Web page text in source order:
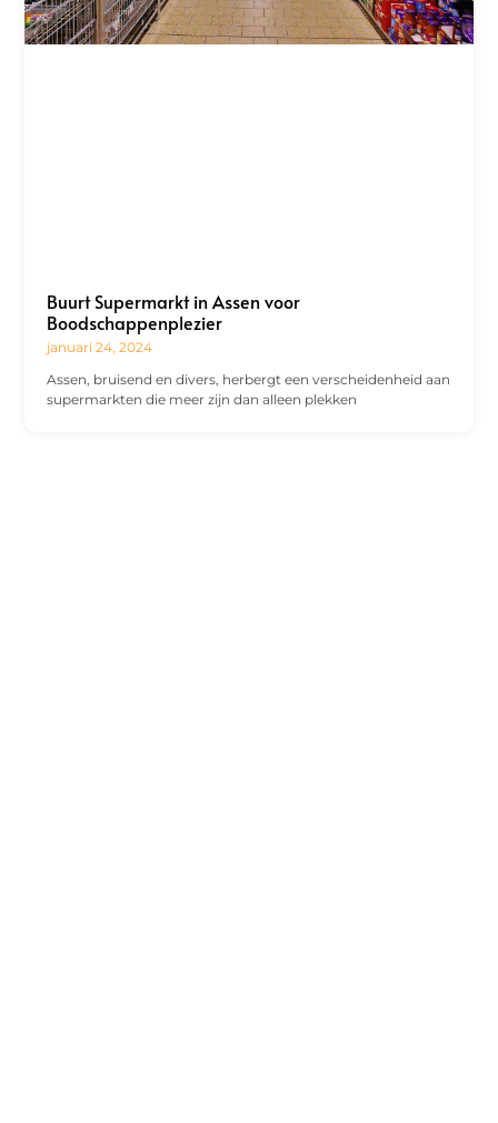
Buurt Supermarkt in Assen voor
Boodschappenplezier
januari 24, 2024
Assen, bruisend en divers, herbergt een verscheidenheid aan
supermarkten die meer zijn dan alleen plekken